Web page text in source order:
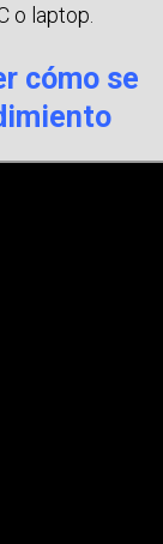
o laptop.
cómo se